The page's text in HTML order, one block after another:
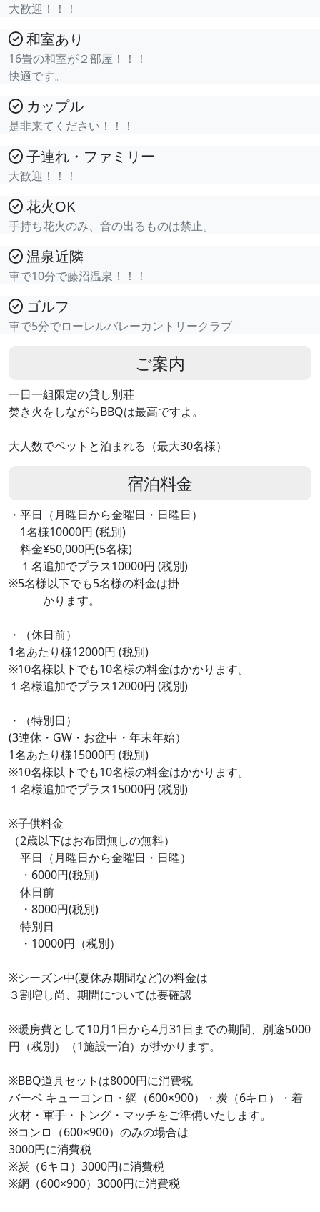
大歓迎！！！
和室あり
16畳の和室が２部屋！！！
快適です。
カップル
是非来てください！！！
子連れ・ファミリー
大歓迎！！！
花火OK
手持ち花火のみ、音の出るものは禁止。
温泉近隣
車で10分で藤沼温泉！！！
ゴルフ
車で5分でローレルバレーカントリークラブ
ご案内
一日一組限定の貸し別荘
焚き火をしながらBBQは最高ですよ。
大人数でペットと泊まれる（最大30名様）
宿泊料金
・平日（月曜日から金曜日・日曜日）
1名様10000円 (税別)
料金¥50,000円(5名様)
１名追加でプラス10000円 (税別)
※5名様以下でも5名様の料金は掛
かります。
・（休日前）
1名あたり様12000円 (税別)
※10名様以下でも10名様の料金はかかります。
１名様追加でプラス12000円 (税別)
・（特別日）
(3連休・GW・お盆中・年末年始）
1名あたり様15000円 (税別)
※10名様以下でも10名様の料金はかかります。
１名様追加でプラス15000円 (税別)
※子供料金
（2歳以下はお布団無しの無料）
平日（月曜日から金曜日・日曜）
・6000円(税別)
休日前
・8000円(税別)
特別日
・10000円（税別）
※シーズン中(夏休み期間など)の料金は
３割増し尚、期間については要確認
※暖房費として10月1日から4月31日までの期間、別途5000
円（税別）（1施設一泊）が掛かります。
※BBQ道具セットは8000円に消費税
バーベ キューコンロ・網（600×900）・炭（6キロ）・着
火材・軍手・トング・マッチをご準備いたします。
※コンロ（600×900）のみの場合は
3000円に消費税
※炭（6キロ）3000円に消費税
※網（600×900）3000円に消費税